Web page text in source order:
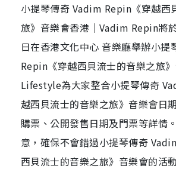
小提琴傳奇 Vadim Repin《穿越西
旅》音樂會香港｜Vadim Repin將
日在香港文化中心 音樂廳舉辦小提
Repin《穿越西貝流士的音樂之旅
Lifestyle為大家整合小提琴傳奇
越西貝流士的音樂之旅》音樂會日
購票、公開發售日期及門票等詳情
意，確保不會錯過小提琴傳奇
西貝流士的音樂之旅》音樂會的活